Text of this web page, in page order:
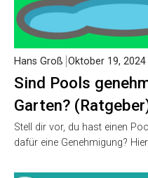
Sind Pools
Garten?
Hans Groß Oktober 19, 2024
Stell dir vor, du hast einen
dafür eine Genehmigung?